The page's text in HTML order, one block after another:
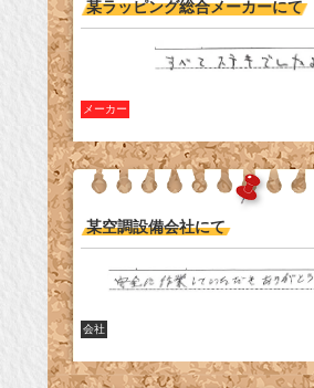
某ラッピング総合メーカーにて
メーカー
某空調設備会社にて
会社